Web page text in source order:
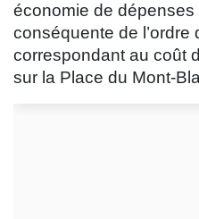
économie de
conséquente de l’ordre
correspondant au coût
sur la Place du Mont-